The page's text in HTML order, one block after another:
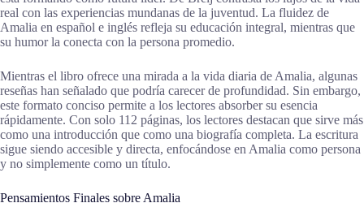
real con las experiencias mundanas de la juventud. La fluidez de
Amalia en español e inglés refleja su educación integral, mientras que
su humor la conecta con la persona promedio.
Mientras el libro ofrece una mirada a la vida diaria de Amalia, algunas
reseñas han señalado que podría carecer de profundidad. Sin embargo,
este formato conciso permite a los lectores absorber su esencia
rápidamente. Con solo 112 páginas, los lectores destacan que sirve más
como una introducción que como una biografía completa. La escritura
sigue siendo accesible y directa, enfocándose en Amalia como persona
y no simplemente como un título.
Pensamientos Finales sobre Amalia